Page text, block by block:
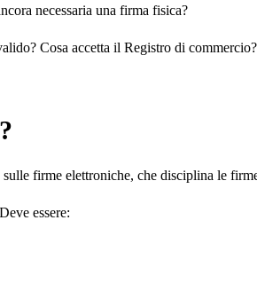
necessaria una firma fisica?
Cosa accetta il Registro di
firme elettroniche, che disciplina le
essere: